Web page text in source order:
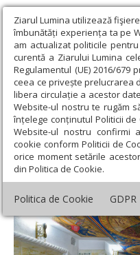
Ziarul Lumina utilizează
îmbunătăți experiența ta pe
am actualizat politicile
curentă a Ziarului Lumina
Regulamentul (UE) 2016/
ceea ce privește prelucrarea
libera circulație a acestor
Website-ul nostru te rugăm
înțelege conținutul Politicii
Website-ul nostru confirmi
cookie conform Politicii de
orice moment setările
din Politica de Cookie.
Politica de Cookie GDPR
Ziarul Lumina › Actualitate
Aniversarea veteranilor de
Aniversarea